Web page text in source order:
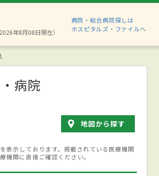
年8月08日現在）
病院・総合病院探しは
ホスピタルズ・ファイルへ
病院
地図から探す
表示しております。掲載されている医療機関
機関に直接ご確認ください。